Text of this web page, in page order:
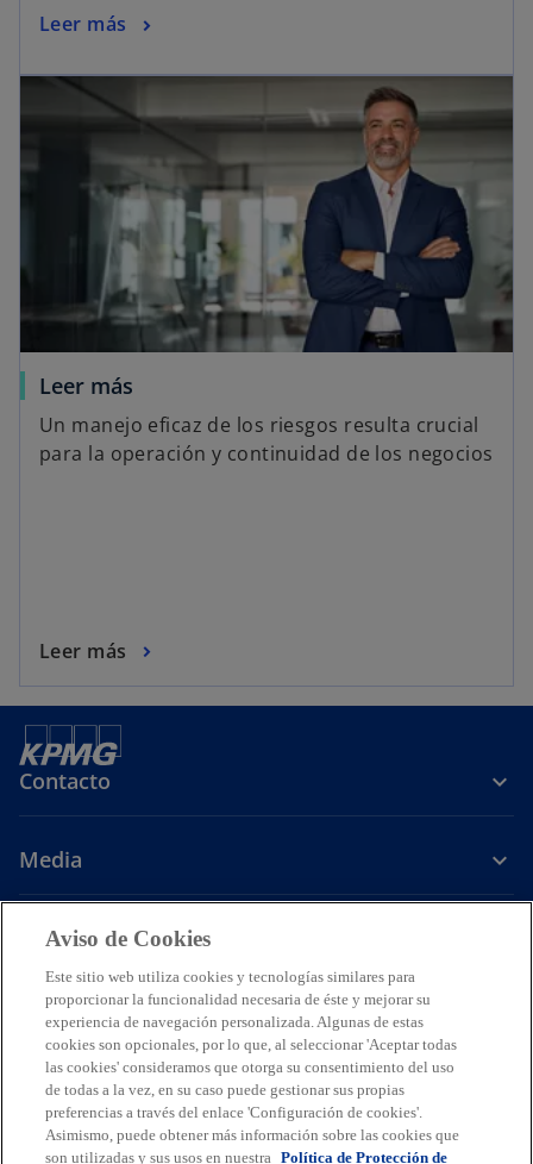
Leer más
Leer más
Un manejo eficaz de los riesgos resulta crucial
para la operación y continuidad de los negocios
Leer más
Contacto
Media
Carrera
s
e
a
b
r
e
e
s
e
a
b
r
e
e
s
e
a
b
r
e
e
s
e
a
b
r
e
e
LegalAvisos de PrivacidadAccesibilidadAyudaGlosario
© 2026 KPMG Cárdenas Dosal, S.C., Sociedad Civil Mexicana y firma
miembro de la organización mundial de firmas miembros
independientes de KPMG afiliadas a KPMG International Limited, una
compañía privada inglesa limitada por garantía. Todos los derechos
Aviso de Cookies
Este sitio web utiliza cookies y tecnologías similares para
proporcionar la funcionalidad necesaria de éste y mejorar su
experiencia de navegación personalizada. Algunas de estas
cookies son opcionales, por lo que, al seleccionar 'Aceptar todas
las cookies' consideramos que otorga su consentimiento del uso
de todas a la vez, en su caso puede gestionar sus propias
preferencias a través del enlace 'Configuración de cookies'.
Asimismo, puede obtener más información sobre las cookies que
son utilizadas y sus usos en nuestra Política de Protección de